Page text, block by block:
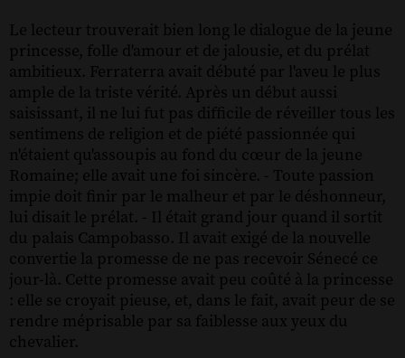
Le lecteur trouverait bien long le dialogue de la jeune
princesse, folle d'amour et de jalousie, et du prélat
ambitieux. Ferraterra avait débuté par l'aveu le plus
ample de la triste vérité. Après un début aussi
saisissant, il ne lui fut pas difficile de réveiller tous les
sentimens de religion et de piété passionnée qui
n'étaient qu'assoupis au fond du cœur de la jeune
Romaine; elle avait une foi sincère. - Toute passion
impie doit finir par le malheur et par le déshonneur,
lui disait le prélat. - Il était grand jour quand il sortit
du palais Campobasso. Il avait exigé de la nouvelle
convertie la promesse de ne pas recevoir Sénecé ce
jour-là. Cette promesse avait peu coûté à la princesse
: elle se croyait pieuse, et, dans le fait, avait peur de se
rendre méprisable par sa faiblesse aux yeux du
chevalier.